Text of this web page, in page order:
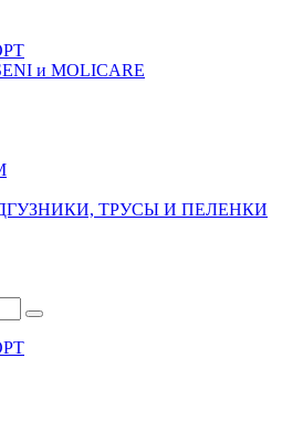
и MOLICARE
ТРУСЫ И ПЕЛЕНКИ